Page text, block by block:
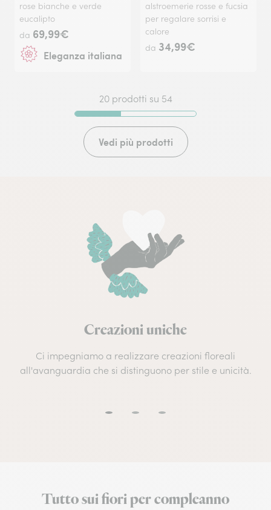
rose bianche e verde
eucalipto
da 69,99€
Eleganza italiana
alstroemerie rosse e fucsia
per regalare sorrisi e
calore
da 34,99€
20 prodotti su 54
Vedi più prodotti
Creazioni uniche
Ci impegniamo a realizzare creazioni floreali
all'avanguardia che si distinguono per stile e unicità.
Tutto sui fiori per compleanno